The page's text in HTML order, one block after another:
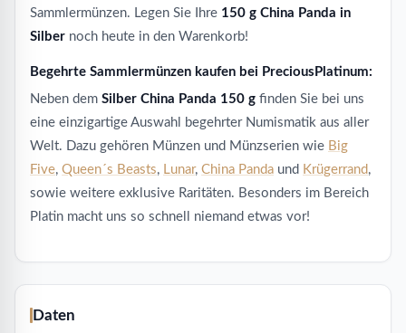
Sammlermünzen. Legen Sie Ihre 150 g China Panda in
Silber noch heute in den Warenkorb!
Begehrte Sammlermünzen kaufen bei PreciousPlatinum:
Neben dem Silber China Panda 150 g finden Sie bei uns
eine einzigartige Auswahl begehrter Numismatik aus aller
Welt. Dazu gehören Münzen und Münzserien wie Big
Five, Queen´s Beasts, Lunar, China Panda und Krügerrand,
sowie weitere exklusive Raritäten. Besonders im Bereich
Platin macht uns so schnell niemand etwas vor!
Daten